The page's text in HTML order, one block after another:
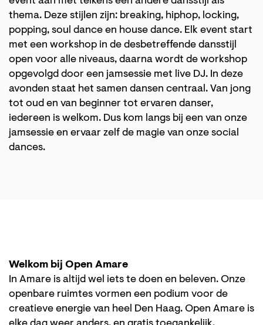
thema. Deze stijlen zijn: breaking, hiphop, locking,
popping, soul dance en house dance. Elk event start
met een workshop in de desbetreffende dansstijl
open voor alle niveaus, daarna wordt de workshop
opgevolgd door een jamsessie met live DJ. In deze
avonden staat het samen dansen centraal. Van jong
tot oud en van beginner tot ervaren danser,
iedereen is welkom. Dus kom langs bij een van onze
jamsessie en ervaar zelf de magie van onze social
dances.
Welkom bij Open Amare
In Amare is altijd wel iets te doen en beleven. Onze
openbare ruimtes vormen een podium voor de
creatieve energie van heel Den Haag. Open Amare is